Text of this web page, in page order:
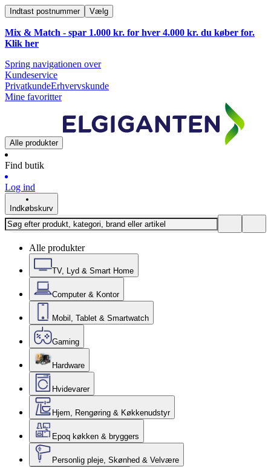
Indtast postnummer Vælg
Mix & Match - spar 1.000 kr. for hver 4.000 kr. du køber for.
Klik her
Spring navigationen over
Kundeservice
PrivatkundeErhvervskunde
Mine favoritter
Alle produkter
Find butik
Log ind
Indkøbskurv
Alle produkter
TV, Lyd & Smart Home
Computer & Kontor
Mobil, Tablet & Smartwatch
Gaming
Hardware
Hvidevarer
Hjem, Rengøring & Køkkenudstyr
Epoq køkken & bryggers
Personlig pleje, Skønhed & Velvære